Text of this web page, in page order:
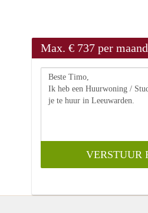
Max. € 737 per maand